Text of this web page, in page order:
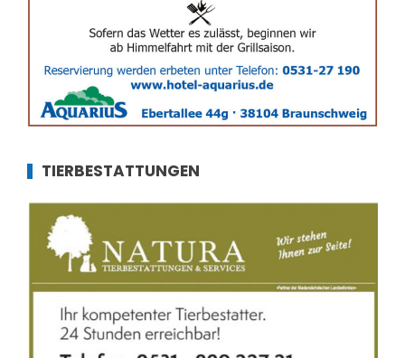
TIERBESTATTUNGEN